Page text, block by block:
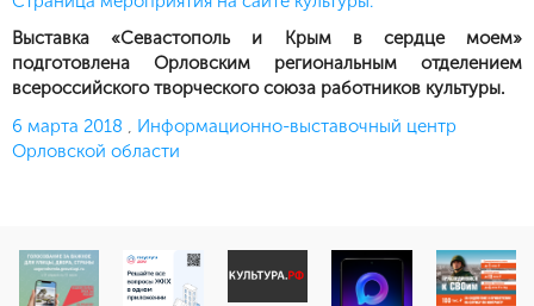
Выставка «Севастополь и Крым в сердце моем»
подготовлена Орловским региональным отделением
всероссийского творческого союза работников культуры.
Опубликовано
6 марта 2018
Информационно-выставочный центр
Орловской области